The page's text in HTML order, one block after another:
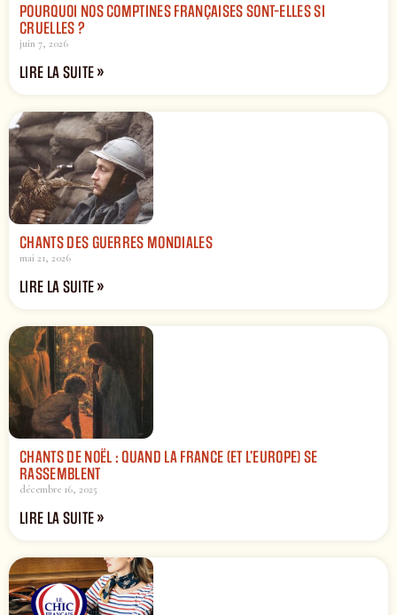
POURQUOI NOS COMPTINES FRANÇAISES SONT-ELLES SI
CRUELLES ?
juin 7, 2026
LIRE LA SUITE »
CHANTS DES GUERRES MONDIALES
mai 21, 2026
LIRE LA SUITE »
CHANTS DE NOËL : QUAND LA FRANCE (ET L’EUROPE) SE
RASSEMBLENT
décembre 16, 2025
LIRE LA SUITE »